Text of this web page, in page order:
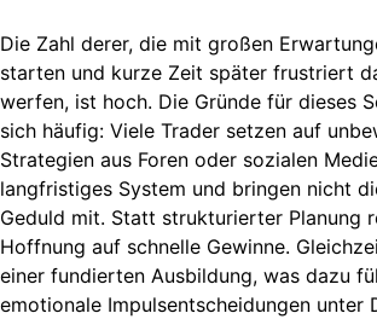
Die Zahl derer, die mit großen
starten und kurze Zeit später frustriert
werfen, ist hoch. Die Gründe für dieses
sich häufig: Viele Trader setzen auf
Strategien aus Foren oder sozialen
langfristiges System und bringen nicht
Geduld mit. Statt strukturierter Planung
Hoffnung auf schnelle Gewinne.
einer fundierten Ausbildung, was dazu
emotionale Impulsentscheidungen unter